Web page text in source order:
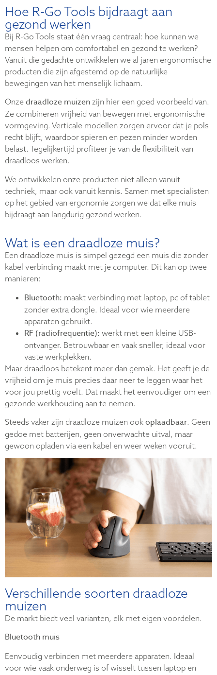
Hoe R-Go Tools bijdraagt aan
gezond werken
Bij R-Go Tools staat één vraag centraal: hoe kunnen we
mensen helpen om comfortabel en gezond te werken?
Vanuit die gedachte ontwikkelen we al jaren ergonomische
producten die zijn afgestemd op de natuurlijke
bewegingen van het menselijk lichaam.
Onze draadloze muizen zijn hier een goed voorbeeld van.
Ze combineren vrijheid van bewegen met ergonomische
vormgeving. Verticale modellen zorgen ervoor dat je pols
recht blijft, waardoor spieren en pezen minder worden
belast. Tegelijkertijd profiteer je van de flexibiliteit van
draadloos werken.
We ontwikkelen onze producten niet alleen vanuit
techniek, maar ook vanuit kennis. Samen met specialisten
op het gebied van ergonomie zorgen we dat elke muis
bijdraagt aan langdurig gezond werken.
Wat is een draadloze muis?
Een draadloze muis is simpel gezegd een muis die zonder
kabel verbinding maakt met je computer. Dit kan op twee
manieren:
Bluetooth: maakt verbinding met laptop, pc of tablet
zonder extra dongle. Ideaal voor wie meerdere
apparaten gebruikt.
RF (radiofrequentie): werkt met een kleine USB-
ontvanger. Betrouwbaar en vaak sneller, ideaal voor
vaste werkplekken.
Maar draadloos betekent meer dan gemak. Het geeft je de
vrijheid om je muis precies daar neer te leggen waar het
voor jou prettig voelt. Dat maakt het eenvoudiger om een
gezonde werkhouding aan te nemen.
Steeds vaker zijn draadloze muizen ook oplaadbaar. Geen
gedoe met batterijen, geen onverwachte uitval, maar
gewoon opladen via een kabel en weer weken vooruit.
Verschillende soorten draadloze
muizen
De markt biedt veel varianten, elk met eigen voordelen.
Bluetooth muis
Eenvoudig verbinden met meerdere apparaten. Ideaal
voor wie vaak onderweg is of wisselt tussen laptop en